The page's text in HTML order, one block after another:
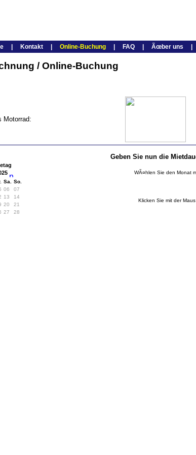
Kontakt Online-Buchung FAQ Ãœber uns
/ Online-Buchung
Motorrad:
Geben Sie nun die
WÃ¤hlen Sie den Monat
Sa.
So.
06
07
13
14
20
21
27
28
Klicken Sie mit der